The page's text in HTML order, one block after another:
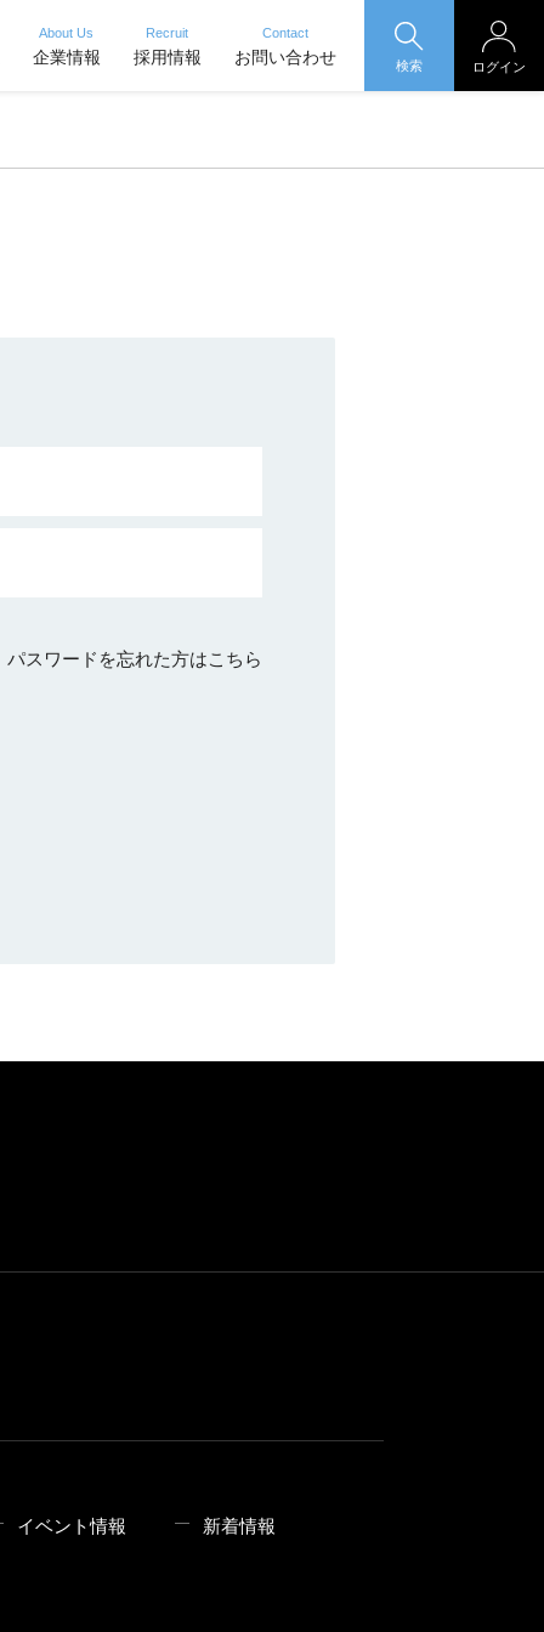
About Us
企業情報
Recruit
採用情報
Contact
お問い合わせ 検索 ログイン
パスワードを忘れた方はこちら
イベント情報 新着情報